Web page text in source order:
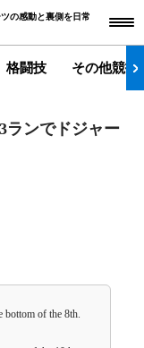
の感動と裏側を日常
格闘技 その他競技
ランでドジャー
bottom of the 8th.